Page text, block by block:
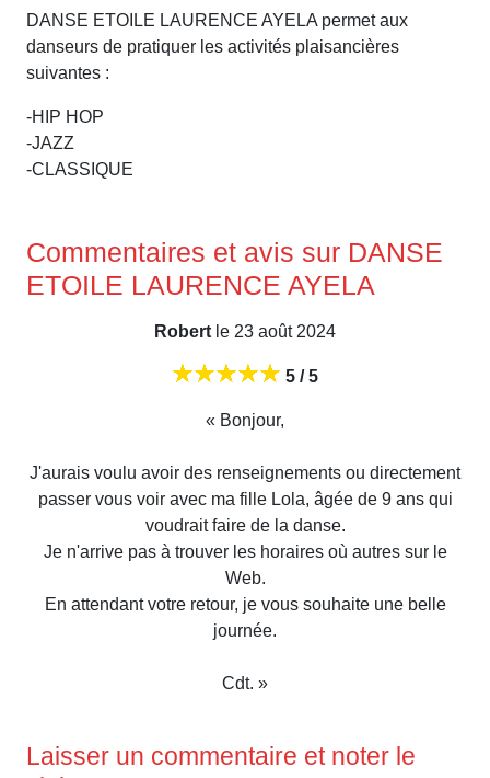
DANSE ETOILE LAURENCE AYELA permet aux
danseurs de pratiquer les activités plaisancières
suivantes :
-HIP HOP
-JAZZ
-CLASSIQUE
Commentaires et avis sur DANSE
ETOILE LAURENCE AYELA
Robert le 23 août 2024
5 / 5
« Bonjour,
J'aurais voulu avoir des renseignements ou directement
passer vous voir avec ma fille Lola, âgée de 9 ans qui
voudrait faire de la danse.
Je n'arrive pas à trouver les horaires où autres sur le
Web.
En attendant votre retour, je vous souhaite une belle
journée.
Cdt. »
Laisser un commentaire et noter le